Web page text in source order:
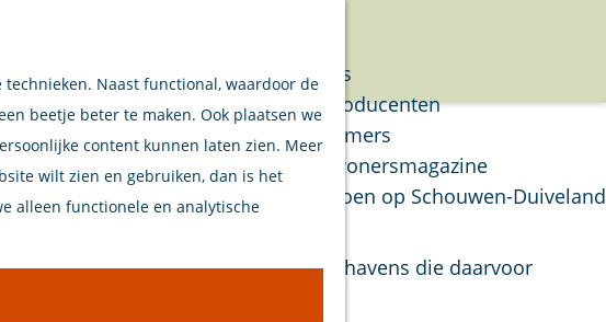
Naast functional, waardoor de
beetje beter te maken. Ook plaatsen we
content kunnen laten zien. Meer
wilt zien en gebruiken, dan is het
alleen functionele en analytische
Van eilanders
Van streekproducenten
Van ondernemers
Verhalen Inwonersmagazine
Tips om te doen op Schouwen-Duiveland
de N59 liggen de verschillende havens die daarvoor
Jacobapolder.